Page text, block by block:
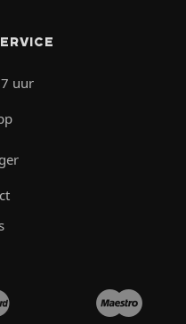
uur